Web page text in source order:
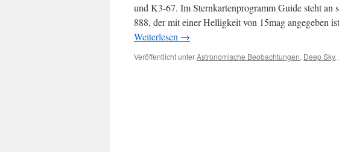
und K3-67. Im Sternkartenprogramm Guide steht an
888, der mit einer Helligkeit von 15mag angegeben
Weiterlesen →
Veröffentlicht unterAstronomische Beobachtungen, Deep Sky,